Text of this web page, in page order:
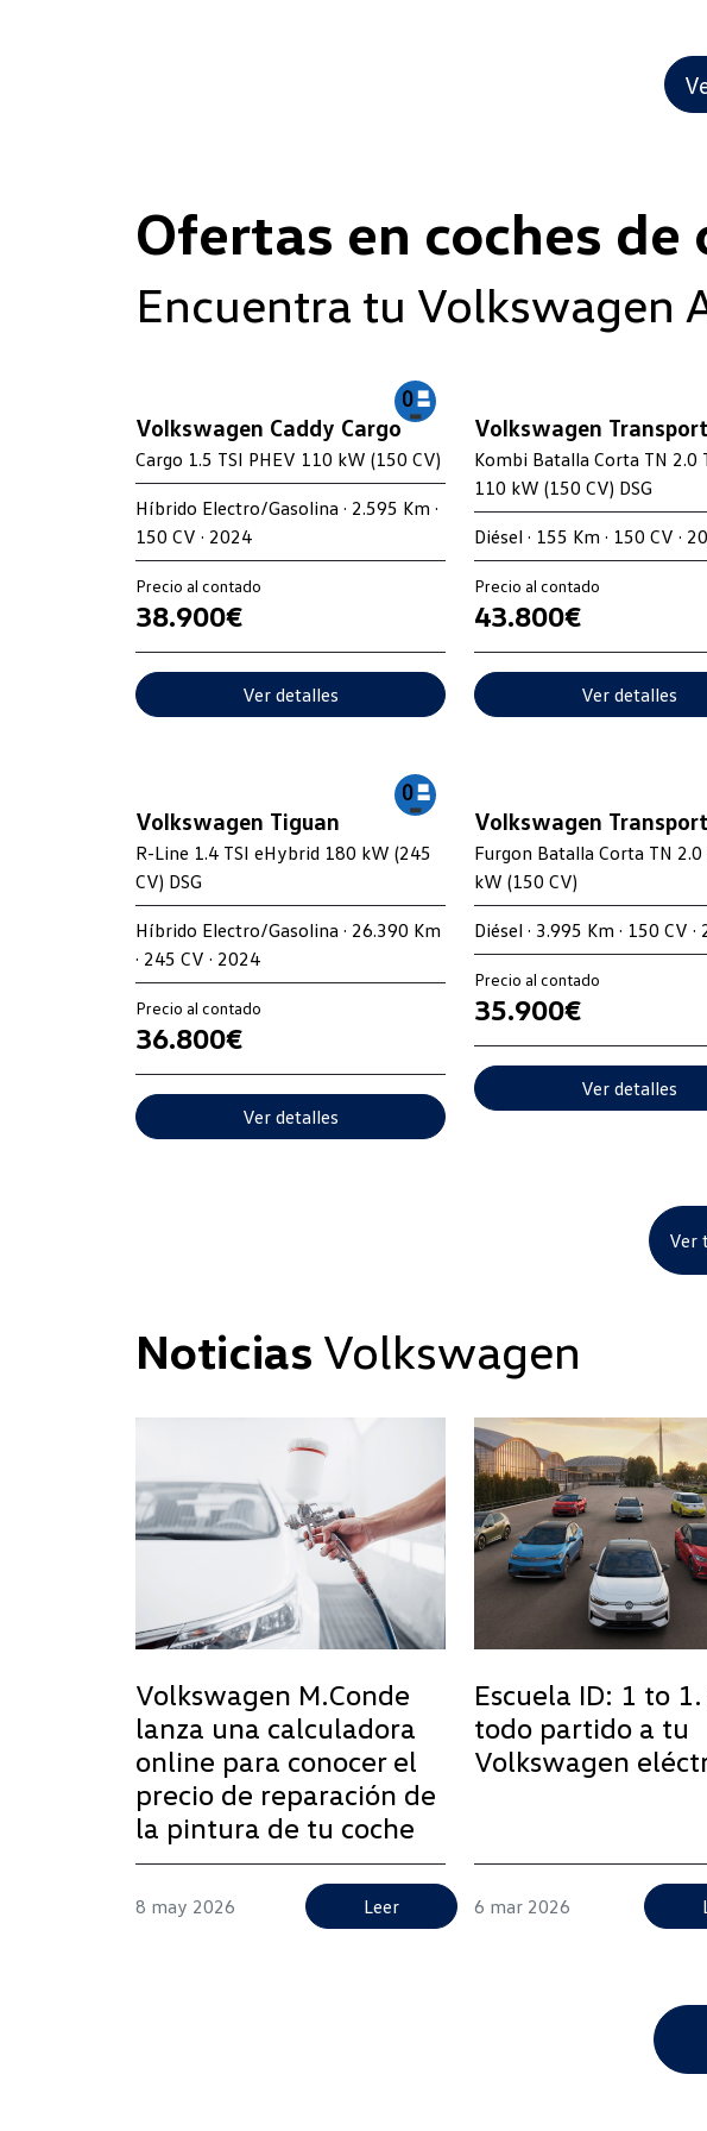
Ofertas en coches de
Encuentra tu Volkswagen
Volkswagen Caddy Cargo
Cargo 1.5 TSI PHEV 110 kW (150 CV)
Híbrido Electro/Gasolina · 2.595 Km ·
150 CV · 2024
Precio al contado
38.900€
Ver detalles
Volkswagen
Kombi Batalla Corta TN 2.0
110 kW (150 CV) DSG
Diésel · 155 Km · 150 CV ·
Precio al contado
43.800€
Ver detalles
Volkswagen Tiguan
R-Line 1.4 TSI eHybrid 180 kW (245
CV) DSG
Híbrido Electro/Gasolina · 26.390 Km
· 245 CV · 2024
Precio al contado
36.800€
Ver detalles
Volkswagen
Furgon Batalla Corta TN
kW (150 CV)
Diésel · 3.995 Km · 150 CV ·
Precio al contado
35.900€
Ver detalles
Ver
Noticias Volkswagen
Volkswagen M.Conde
lanza una calculadora
online para conocer el
precio de reparación de
la pintura de tu coche
8 may 2026 Leer
Escuela ID: 1 to 1.
todo partido a tu
Volkswagen
6 mar 2026